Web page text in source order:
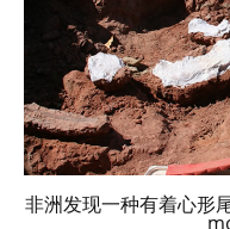
非洲发现一种有着心